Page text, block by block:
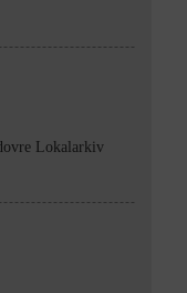
Lokalarkiv